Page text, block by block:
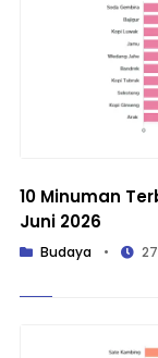
10 Minuman
Juni 2026
Budaya •